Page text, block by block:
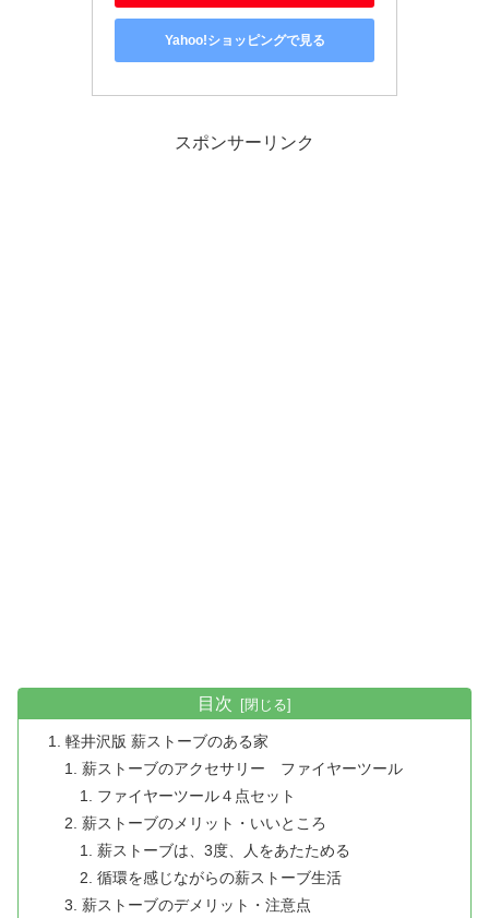
Yahoo!ショッピングで見る
スポンサーリンク
目次
軽井沢版 薪ストーブのある家
薪ストーブのアクセサリー ファイヤーツール
ファイヤーツール４点セット
薪ストーブのメリット・いいところ
薪ストーブは、3度、人をあたためる
循環を感じながらの薪ストーブ生活
薪ストーブのデメリット・注意点